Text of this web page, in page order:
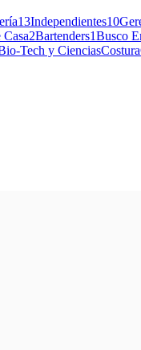
13Independientes10
Casa2Bartenders1Busco
Tech y CienciasCostura